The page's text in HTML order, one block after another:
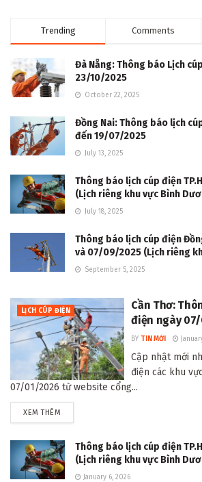
Trending Comments
Đà Nẵng: Thông báo Lịch
23/10/2025
October 22, 2025
Đồng Nai: Thông báo lịch
đến 19/07/2025
July 13, 2025
Thông báo lịch cúp điện
(Lịch riêng khu vực Bình
July 18, 2025
Thông báo lịch cúp điện
và 07/09/2025 (Lịch riêng
September 5, 2025
LỊCH CÚP ĐIỆN
Cần Thơ:
điện ngày
BY TIN MỚI
Cập nhật mới
điện các khu
07/01/2026 từ website cổng...
XEM THÊM
Thông báo lịch cúp điện
(Lịch riêng khu vực Bình
January 6, 2026